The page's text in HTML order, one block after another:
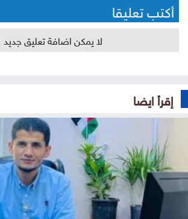
أكتب تعليقا
لا يمكن اضافة تعليق جديد
إقرأ ايضا